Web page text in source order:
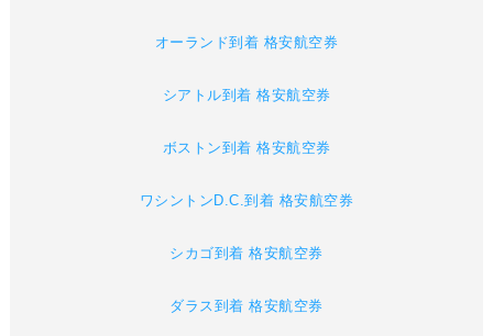
オーランド到着 格安航空券
シアトル到着 格安航空券
ボストン到着 格安航空券
ワシントンD.C.到着 格安航空券
シカゴ到着 格安航空券
ダラス到着 格安航空券